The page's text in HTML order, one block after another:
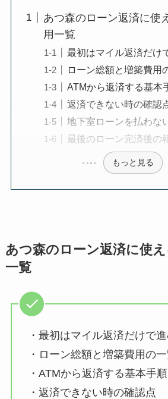
あつ森のローン返済に使
用一覧
最初はマイル返済だけ
ローン総額と増築費用
ATMから返済する基本
返済できない時の確認
地下室ローンを払わな
最後のローン完済後の
もっと見る
あつ森のローン返済に使
一覧
・最初はマイル返済だけで
・ローン総額と増築費用の
・ATMから返済する基本手順
・返済できない時の確認点